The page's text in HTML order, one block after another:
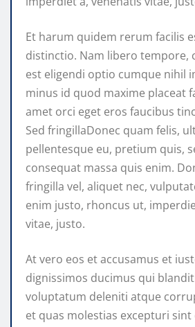
Et harum quidem rerum facilis
distinctio. Nam libero tempore,
est eligendi optio cumque nihil
minus id quod maxime placeat
amet orci eget eros faucibus
Sed fringillaDonec quam felis,
pellentesque eu, pretium quis,
consequat massa quis enim.
fringilla vel, aliquet nec,
enim justo, rhoncus ut,
vitae, justo.
At vero eos et accusamus et
dignissimos ducimus qui
voluptatum deleniti atque
et quas molestias excepturi sint